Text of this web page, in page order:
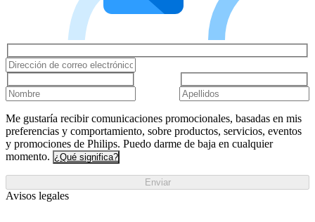
Me gustaría recibir comunicaciones promocionales, basadas en mis
preferencias y comportamiento, sobre productos, servicios, eventos
y promociones de Philips. Puedo darme de baja en cualquier
momento. ¿Qué significa?
Enviar
Avisos legales